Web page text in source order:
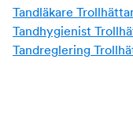
Tandläkare
Tandhygienist
Tandreglering